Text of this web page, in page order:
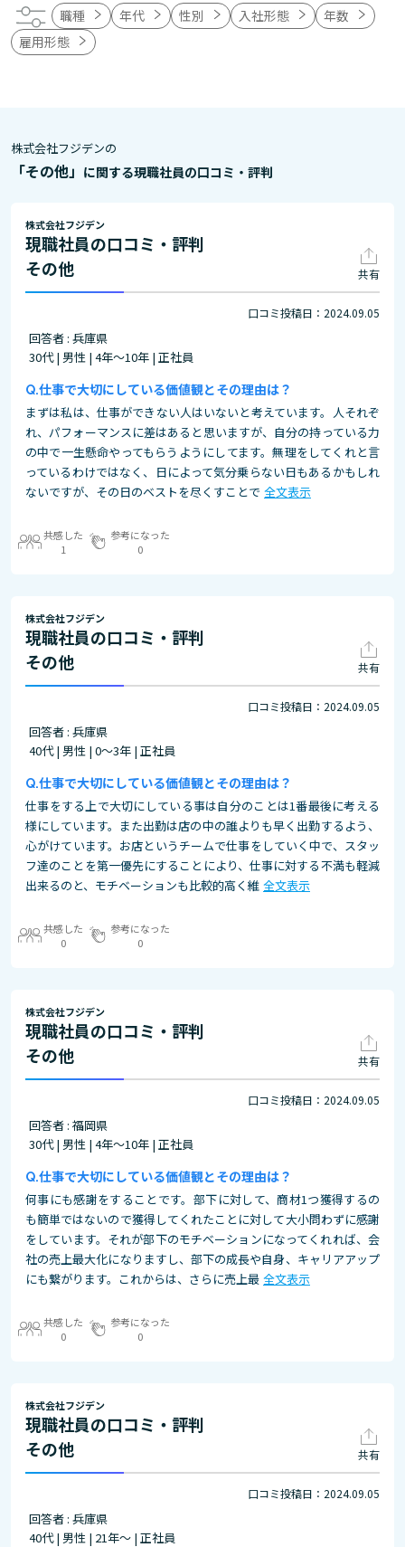
職種 年代 性別 入社形態
年数
雇用形態
株式会社フジデンの
「その他」 に関する現職社員の口コミ・評判
株式会社フジデン
現職社員の口コミ・評判
その他
共有
口コミ投稿日：2024.09.05
回答者 : 兵庫県
30代 | 男性 | 4年～10年 | 正社員
仕事で大切にしている価値観とその理由は？
まずは私は、仕事ができない人はいないと考えています。人それぞ
れ、パフォーマンスに差はあると思いますが、自分の持っている力
の中で一生懸命やってもらうようにしてます。無理をしてくれと言
っているわけではなく、日によって気分乗らない日もあるかもしれ
ないですが、その日のベストを尽くすことで 全文表示
共感した
1
参考になった
0
株式会社フジデン
現職社員の口コミ・評判
その他
共有
口コミ投稿日：2024.09.05
回答者 : 兵庫県
40代 | 男性 | 0～3年 | 正社員
仕事で大切にしている価値観とその理由は？
仕事をする上で大切にしている事は自分のことは1番最後に考える
様にしています。また出勤は店の中の誰よりも早く出勤するよう、
心がけています。お店というチームで仕事をしていく中で、スタッ
フ達のことを第一優先にすることにより、仕事に対する不満も軽減
出来るのと、モチベーションも比較的高く維 全文表示
共感した
0
参考になった
0
株式会社フジデン
現職社員の口コミ・評判
その他
共有
口コミ投稿日：2024.09.05
回答者 : 福岡県
30代 | 男性 | 4年～10年 | 正社員
仕事で大切にしている価値観とその理由は？
何事にも感謝をすることです。部下に対して、商材1つ獲得するの
も簡単ではないので獲得してくれたことに対して大小問わずに感謝
をしています。それが部下のモチベーションになってくれれば、会
社の売上最大化になりますし、部下の成長や自身、キャリアアップ
にも繋がります。これからは、さらに売上最 全文表示
共感した
0
参考になった
0
株式会社フジデン
現職社員の口コミ・評判
その他
共有
口コミ投稿日：2024.09.05
回答者 : 兵庫県
40代 | 男性 | 21年～ | 正社員